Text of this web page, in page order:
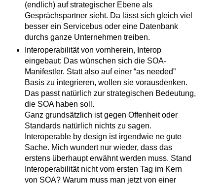
(endlich) auf strategischer Ebene als
Gesprächspartner sieht. Da lässt sich gleich viel
besser ein Servicebus oder eine Datenbank
durchs ganze Unternehmen treiben.
Interoperabilität von vornherein, Interop
eingebaut: Das wünschen sich die SOA-
Manifestler. Statt also auf einer “as needed”
Basis zu integrieren, wollen sie vorausdenken.
Das passt natürlich zur strategischen Bedeutung,
die SOA haben soll.
Ganz grundsätzlich ist gegen Offenheit oder
Standards natürlich nichts zu sagen.
Interoperable by design ist irgendwie ne gute
Sache. Mich wundert nur wieder, dass das
erstens überhaupt erwähnt werden muss. Stand
Interoperabilität nicht vom ersten Tag im Kern
von SOA? Warum muss man jetzt von einer